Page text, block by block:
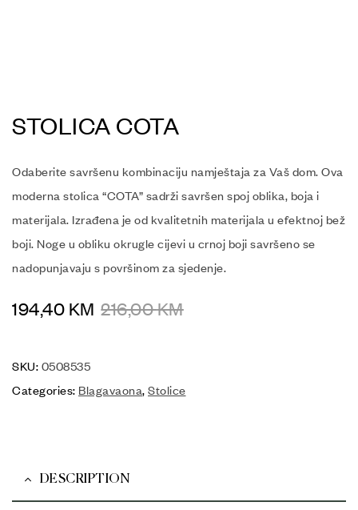
STOLICA COTA
Odaberite savršenu kombinaciju namještaja za Vaš dom. Ova
moderna stolica “COTA” sadrži savršen spoj oblika, boja i
materijala. Izrađena je od kvalitetnih materijala u efektnoj bež
boji. Noge u obliku okrugle cijevi u crnoj boji savršeno se
nadopunjavaju s površinom za sjedenje.
216,00KM
194,40 KM
SKU: 0508535
Categories: Blagavaona, Stolice
DESCRIPTION